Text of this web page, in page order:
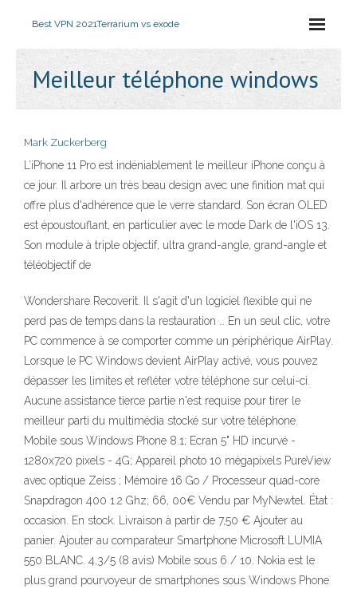
Best VPN 2021Terrarium vs exode
Meilleur téléphone windows
Mark Zuckerberg
L’iPhone 11 Pro est indéniablement le meilleur iPhone conçu à
ce jour. Il arbore un très beau design avec une finition mat qui
offre plus d'adhérence que le verre standard. Son écran OLED
est époustouflant, en particulier avec le mode Dark de l'iOS 13.
Son module à triple objectif, ultra grand-angle, grand-angle et
téléobjectif de
Wondershare Recoverit. Il s'agit d'un logiciel flexible qui ne
perd pas de temps dans la restauration … En un seul clic, votre
PC commence à se comporter comme un périphérique AirPlay.
Lorsque le PC Windows devient AirPlay activé, vous pouvez
dépasser les limites et refléter votre téléphone sur celui-ci.
Aucune assistance tierce partie n'est requise pour tirer le
meilleur parti du multimédia stocké sur votre téléphone.
Mobile sous Windows Phone 8.1; Ecran 5" HD incurvé -
1280x720 pixels - 4G; Appareil photo 10 mégapixels PureView
avec optique Zeiss ; Mémoire 16 Go / Processeur quad-core
Snapdragon 400 1.2 Ghz; 66, 00€ Vendu par MyNewtel. État :
occasion. En stock. Livraison à partir de 7,50 € Ajouter au
panier. Ajouter au comparateur Smartphone Microsoft LUMIA
550 BLANC. 4,3/5 (8 avis) Mobile sous 6 / 10. Nokia est le
plus grand pourvoyeur de smartphones sous Windows Phone